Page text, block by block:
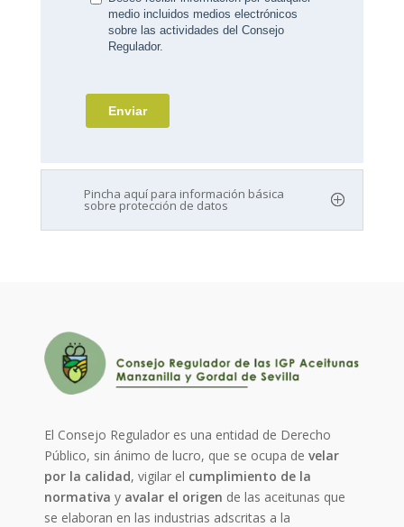
Pincha aquí para información básica
sobre protección de datos
El Consejo Regulador es una entidad de Derecho
Público, sin ánimo de lucro, que se ocupa develar
por la calidad, vigilar el cumplimiento de la
normativa y avalar el origen de las aceitunas que
se elaboran en las industrias adscritas a la